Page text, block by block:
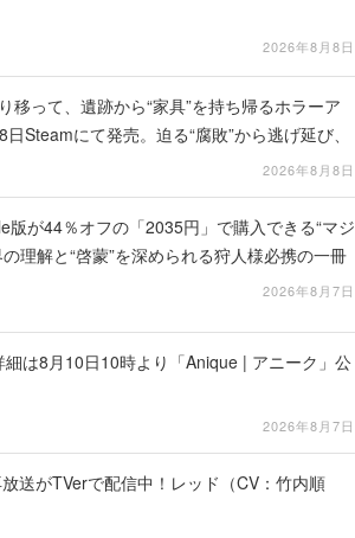
2026年8月8日
移って、遺跡から“家具”を持ち帰るホラーア
Steamにて発売。迫る“腐敗”から逃げ延び、
2026年8月8日
版が44％オフの「2035円」で購入できる“マジ
理解と“啓蒙”を深められる狩人様必携の一冊
2026年8月7日
細は8月10日10時より「Anique | アニーク」公
2026年8月7日
送がTVerで配信中！レッド（CV：竹内順